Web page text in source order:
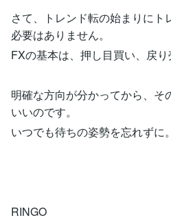
さて、トレンド転の始まりにト
必要はありません。
FXの基本は、押し目買い、戻り
明確な方向が分かってから、そ
いいのです。
いつでも待ちの姿勢を忘れずに。
RINGO